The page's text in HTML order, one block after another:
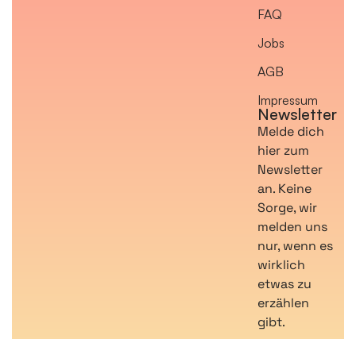
FAQ
Jobs
AGB
Impressum
Newsletter
Melde dich
hier zum
Newsletter
an. Keine
Sorge, wir
melden uns
nur, wenn es
wirklich
etwas zu
erzählen
gibt.